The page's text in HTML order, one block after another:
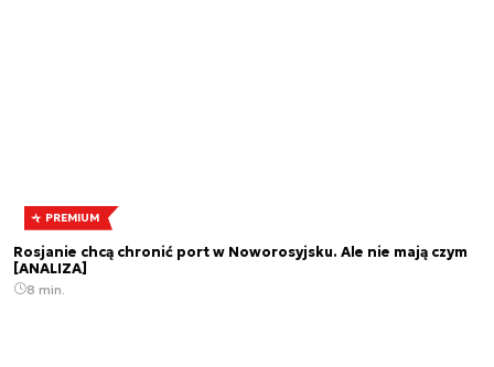
PREMIUM
Rosjanie chcą chronić port w Noworosyjsku. Ale nie mają czym
[ANALIZA]
8 min.